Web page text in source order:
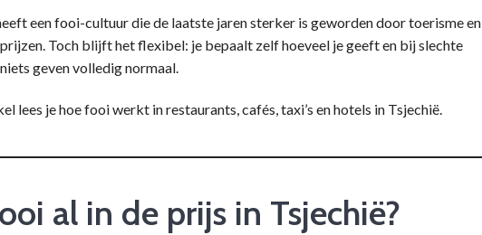
een fooi-cultuur die de laatste jaren sterker is geworden door toerisme en
Toch blijft het flexibel: je bepaalt zelf hoeveel je geeft en bij slechte
geven volledig normaal.
lees je hoe fooi werkt in restaurants, cafés, taxi’s en hotels in Tsjechië.
al in de prijs in Tsjechië?